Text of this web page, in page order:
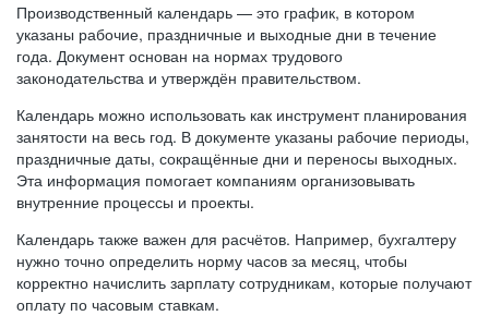
Производственный календарь — это график, в котором
указаны рабочие, праздничные и выходные дни в течение
года. Документ основан на нормах трудового
законодательства и утверждён правительством.
Календарь можно использовать как инструмент планирования
занятости на весь год. В документе указаны рабочие периоды,
праздничные даты, сокращённые дни и переносы выходных.
Эта информация помогает компаниям организовывать
внутренние процессы и проекты.
Календарь также важен для расчётов. Например, бухгалтеру
нужно точно определить норму часов за месяц, чтобы
корректно начислить зарплату сотрудникам, которые получают
оплату по часовым ставкам.